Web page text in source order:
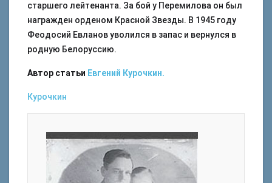
старшего лейтенанта. За бой у Перемилова он был
награжден орденом Красной Звезды. В 1945 году
Феодосий Евланов уволился в запас и вернулся в
родную Белоруссию.
Автор статьи Евгений Курочкин.
Курочкин